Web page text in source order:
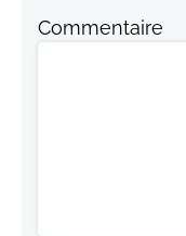
Commentaire